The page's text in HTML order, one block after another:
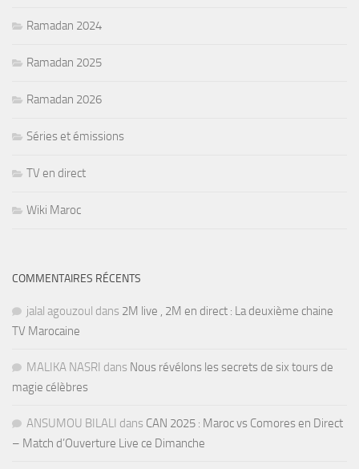
Ramadan 2024
Ramadan 2025
Ramadan 2026
Séries et émissions
TV en direct
Wiki Maroc
COMMENTAIRES RÉCENTS
jalal agouzoul dans 2M live , 2M en direct : La deuxième chaine
TV Marocaine
MALIKA NASRI dans Nous révélons les secrets de six tours de
magie célèbres
ANSUMOU BILALI dans CAN 2025 : Maroc vs Comores en Direct
– Match d’Ouverture Live ce Dimanche